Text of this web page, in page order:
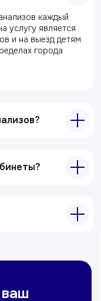
каждый
услугу является
и на выезд детям
города